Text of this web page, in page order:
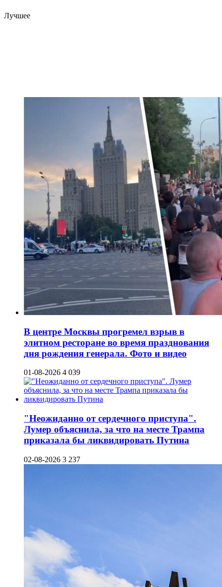
Лучшее
В центре Москвы прогремел взрыв в
элитном ресторане во время празднования
дня рождения генерала. Фото и видео
01-08-2026 4 039
"Неожиданно от сердечного приступа".
Лумер объяснила, за что на месте Трампа
приказала бы ликвидировать Путина
02-08-2026 3 237